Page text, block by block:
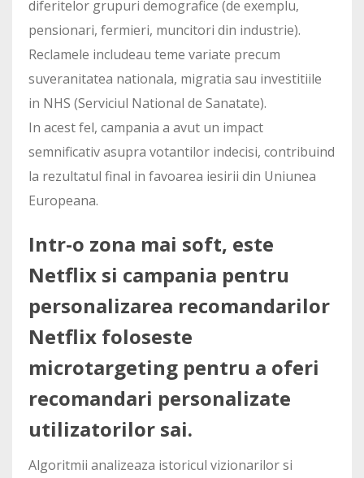
diferitelor grupuri demografice (de exemplu,
pensionari, fermieri, muncitori din industrie).
Reclamele includeau teme variate precum
suveranitatea nationala, migratia sau investitiile
in NHS (Serviciul National de Sanatate).
In acest fel, campania a avut un impact
semnificativ asupra votantilor indecisi, contribuind
la rezultatul final in favoarea iesirii din Uniunea
Europeana.
Intr-o zona mai soft, este
Netflix si campania pentru
personalizarea recomandarilor
Netflix foloseste
microtargeting pentru a oferi
recomandari personalizate
utilizatorilor sai.
Algoritmii analizeaza istoricul vizionarilor si